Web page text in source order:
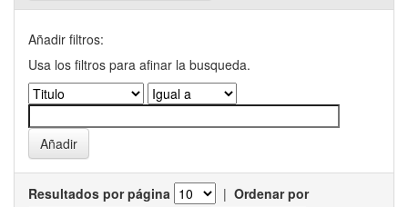
Añadir filtros:
Usa los filtros para afinar la busqueda.
Resultados por página | Ordenar por